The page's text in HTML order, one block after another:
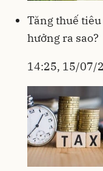
Tăng thuế
hưởng ra sao?
14:25, 15/07/